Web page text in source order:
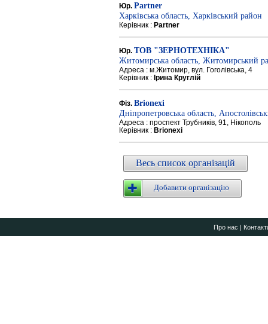
Юр. Partner
Харківська область, Харківський район
Керівник : Partner
Юр. ТОВ "ЗЕРНОТЕХНІКА"
Житомирська область, Житомирський
Адреса : м.Житомир, вул. Гоголівська, 4
Керівник : Ірина Круглій
Фіз. Brionexi
Дніпропетровська область,
Адреса : проспект Трубників, 91, Нікополь
Керівник : Brionexi
Весь список організацій
Добавити організацію
Про нас |